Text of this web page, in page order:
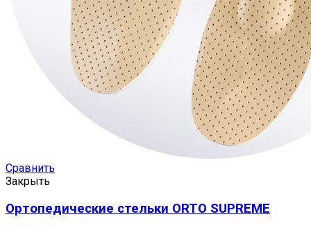
Сравнить
Закрыть
Ортопедические стельки ORTO SUPREME